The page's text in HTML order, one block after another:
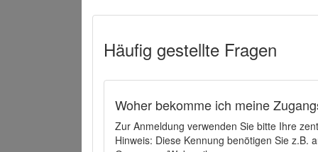
Häufig gestellte Fragen
Woher bekomme ich meine
Zur Anmeldung verwenden Sie bitte Ihre
Hinweis: Diese Kennung benötigen Sie z.B.